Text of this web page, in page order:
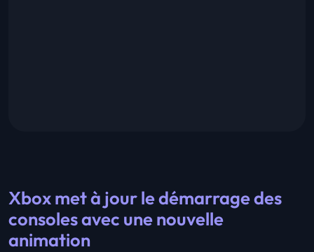
Xbox met à jour le démarrage des
consoles avec une nouvelle
animation